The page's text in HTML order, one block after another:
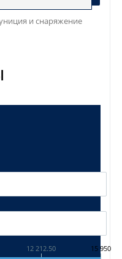
и снаряжение
12 212.50 15 950